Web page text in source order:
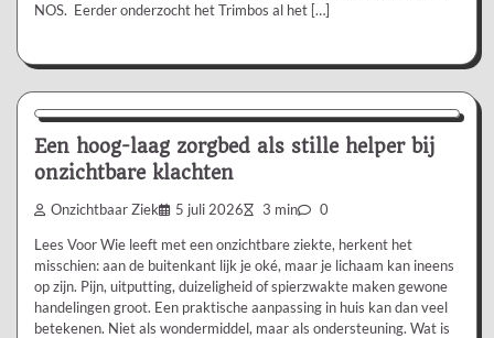
NOS. Eerder onderzocht het Trimbos al het […]
Aanbevolen
Een hoog-laag zorgbed als stille helper bij
onzichtbare klachten
Onzichtbaar Ziek 5 juli 2026 3 min 0
Lees Voor Wie leeft met een onzichtbare ziekte, herkent het
misschien: aan de buitenkant lijk je oké, maar je lichaam kan ineens
op zijn. Pijn, uitputting, duizeligheid of spierzwakte maken gewone
handelingen groot. Een praktische aanpassing in huis kan dan veel
betekenen. Niet als wondermiddel, maar als ondersteuning. Wat is